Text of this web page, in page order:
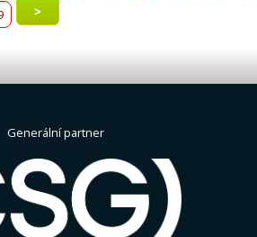
>
Generální partner